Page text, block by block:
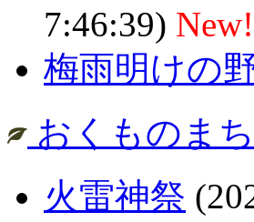
7:46:39) New!
梅雨明けの
おくものま
火雷神祭